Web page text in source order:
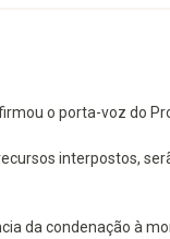
o porta-voz do
interpostos,
da condenação à